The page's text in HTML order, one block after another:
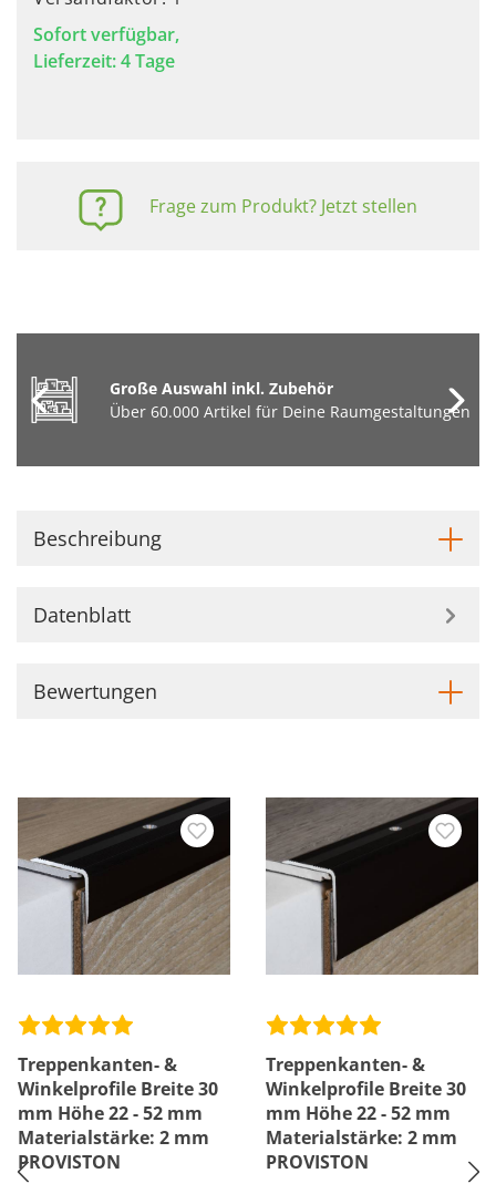
Sofort verfügbar,
Lieferzeit: 4 Tage
Frage zum Produkt? Jetzt stellen
Große Auswahl inkl. Zubehör
Über 60.000 Artikel für Deine Raumgestaltungen
Beschreibung
Datenblatt
Bewertungen
Treppenkanten- &
Winkelprofile Breite 30
mm Höhe 22 - 52 mm
Materialstärke: 2 mm
PROVISTON
Treppenkanten- &
Winkelprofile Breite 30
mm Höhe 22 - 52 mm
Materialstärke: 2 mm
PROVISTON